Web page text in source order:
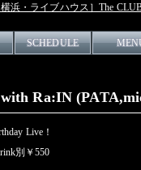
SCHEDULE
Ra:IN
Live！
別￥550